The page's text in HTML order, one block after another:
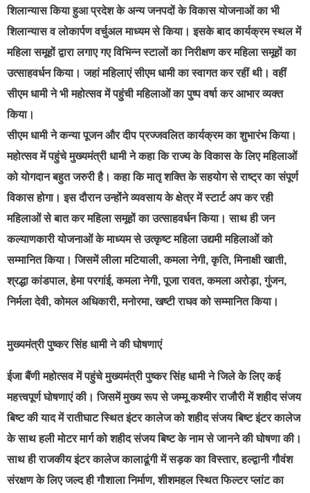
शिलान्यास किया हुआ प्रदेश के अन्य जनपदों के विकास योजनाओं का भी
शिलान्यास व लोकार्पण वर्चुअल माध्यम से किया। इसके बाद कार्यक्रम स्थल में
महिला समूहों द्वारा लगाए गए विभिन्न स्टालों का निरीक्षण कर महिला समूहों का
उत्साहवर्धन किया। जहां महिलाएं सीएम धामी का स्वागत कर रहीं थी। वहीं
सीएम धामी ने भी महोत्सव में पहुंची महिलाओं का पुष्प वर्षा कर आभार व्यक्त
किया।
सीएम धामी ने कन्या पूजन और दीप प्रज्जवलित कार्यक्रम का शुभारंभ किया।
महोत्सव में पहुंचे मुख्यमंत्री धामी ने कहा कि राज्य के विकास के लिए महिलाओं
को योगदान बहुत जरुरी है। कहा कि मातृ शक्ति के सहयोग से राष्ट्र का संपूर्ण
विकास होगा। इस दौरान उन्होंने व्यवसाय के क्षेत्र में स्टार्ट अप कर रही
महिलाओं से बात कर महिला समूहों का उत्साहवर्धन किया। साथ ही जन
कल्याणकारी योजनाओं के माध्यम से उत्कृष्ट महिला उद्यमी महिलाओं को
सम्मानित किया। जिसमें लीला मटियाली, कमला नेगी, कृति, मिनाक्षी खाती,
श्रद्धा कांडपाल, हेमा परगांई, कमला नेगी, पूजा रावत, कमला अरोड़ा, गुंजन,
निर्मला देवी, कोमल अधिकारी, मनोरमा, खष्टी राघव को सम्मानित किया।
मुख्यमंत्री पुष्कर सिंह धामी ने की घोषणाएं
ईजा बैंणी महोत्सव में पहुंचे मुख्यमंत्री पुष्कर सिंह धामी ने जिले के लिए कई
महत्त्वपूर्ण घोषणाएं की। जिसमें मुख्य रूप से जम्मू कश्मीर राजौरी में शहीद संजय
बिष्ट की याद में रातीघाट स्थित इंटर कालेज को शहीद संजय बिष्ट इंटर कालेज
के साथ हली मोटर मार्ग को शहीद संजय बिष्ट के नाम से जानने की घोषणा की।
साथ ही राजकीय इंटर कालेज कालाढूंगी में सड़क का विस्तार, हल्द्वानी गौवंश
संरक्षण के लिए जल्द ही गौशाला निर्माण, शीशमहल स्थित फिल्टर प्लांट का